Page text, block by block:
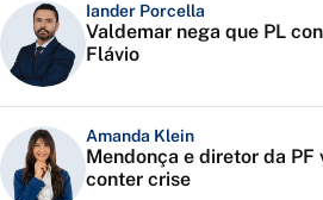
Iander Porcella
Valdemar nega que PL
Flávio
Amanda Klein
Mendonça e diretor da PF
conter crise